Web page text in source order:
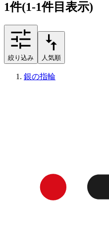
1件(1-1件目表示)
絞り込み 人気順
銀の指輪